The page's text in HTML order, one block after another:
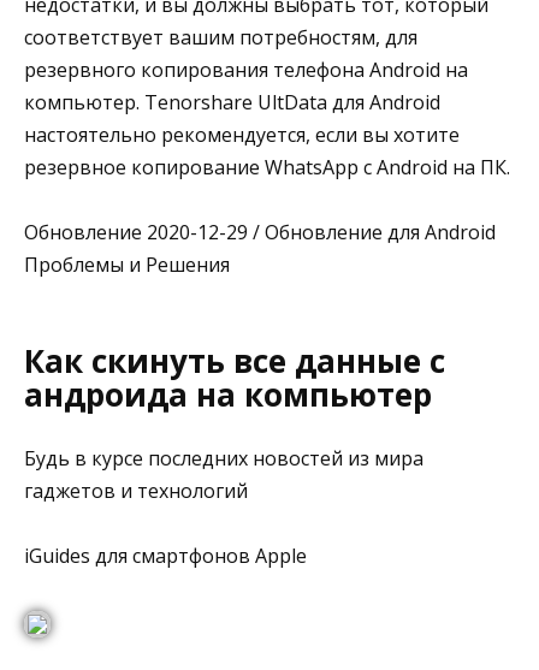
соответствует вашим потребностям, для
резервного копирования телефона Android на
компьютер. Tenorshare UltData для Android
настоятельно рекомендуется, если вы хотите
резервное копирование WhatsApp с Android на ПК.
Обновление 2020-12-29 / Обновление для Android
Проблемы и Решения
Как скинуть все данные с
андроида на компьютер
Будь в курсе последних новостей из мира
гаджетов и технологий
iGuides для смартфонов Apple